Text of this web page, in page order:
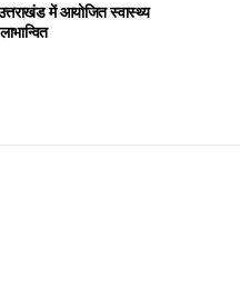
में आयोजित स्वास्थ्य